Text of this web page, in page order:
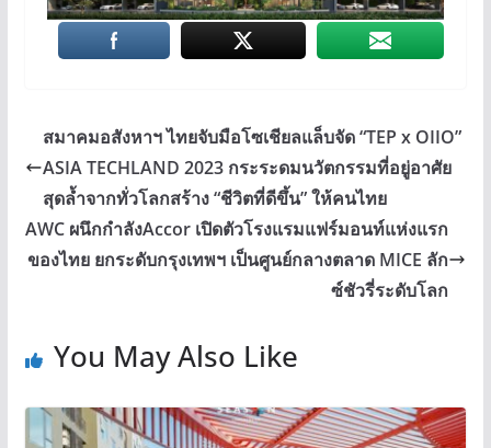
สมาคมอสังหาฯ ไทยจับมือโซเชียลแล็บจัด “TEP x OIIO”
ASIA TECHLAND 2023 กระระดมนวัตกรรมที่อยู่อาศัย
สุดล้ำจากทั่วโลกสร้าง “ชีวิตที่ดีขึ้น” ให้คนไทย
AWC ผนึกกำลังAccor เปิดตัวโรงแรมแฟร์มอนท์แห่งแรก
ของไทย ยกระดับกรุงเทพฯ เป็นศูนย์กลางตลาด MICE ลัก
ซ์ชัวรี่ระดับโลก
You May Also Like